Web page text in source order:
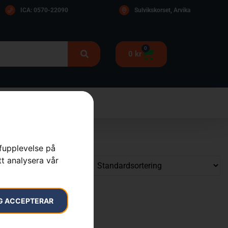
på
analysera vår
ACCEPTERAR
ICA: 0570-22090 Sulvikskorset, Arvika
0 kr
0